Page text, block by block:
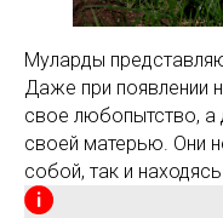
Муларды
Даже при появлении
свое любопытство, а
своей матерью. Они
собой, так и